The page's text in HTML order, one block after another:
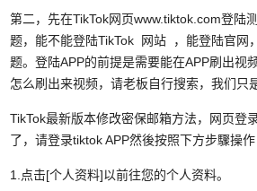
第二，先在TikTok网页www.tiktok.com登陆
题，能不能登陆TikTok 网站 ，能登陆官网
题。登陆APP的前提是需要能在APP刷出视
怎么刷出来视频，请老板自行搜索，我们只
TikTok最新版本修改密保邮箱方法，网页登
了，请登录tiktok APP然後按照下方步驟操作
1.点击[个人资料]以前往您的个人资料。